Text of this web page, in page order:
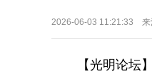
2026-06-03 11:21:33 来
【光明论坛】